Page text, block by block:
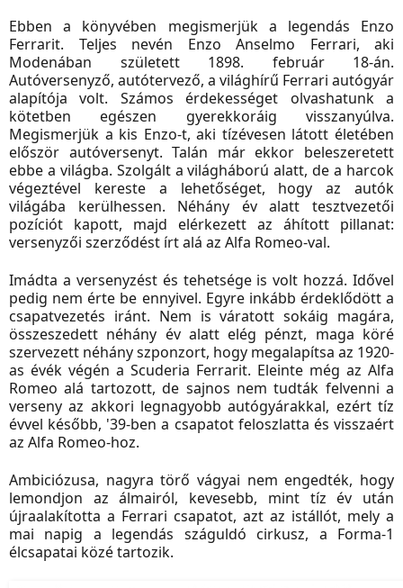
Ebben a könyvében megismerjük a legendás Enzo
Ferrarit. Teljes nevén Enzo Anselmo Ferrari, aki
Modenában született 1898. február 18-án.
Autóversenyző, autótervező, a világhírű Ferrari autógyár
alapítója volt. Számos érdekességet olvashatunk a
kötetben egészen gyerekkoráig visszanyúlva.
Megismerjük a kis Enzo-t, aki tízévesen látott életében
először autóversenyt. Talán már ekkor beleszeretett
ebbe a világba. Szolgált a világháború alatt, de a harcok
végeztével kereste a lehetőséget, hogy az autók
világába kerülhessen. Néhány év alatt tesztvezetői
pozíciót kapott, majd elérkezett az áhított pillanat:
versenyzői szerződést írt alá az Alfa Romeo-val.
Imádta a versenyzést és tehetsége is volt hozzá. Idővel
pedig nem érte be ennyivel. Egyre inkább érdeklődött a
csapatvezetés iránt. Nem is váratott sokáig magára,
összeszedett néhány év alatt elég pénzt, maga köré
szervezett néhány szponzort, hogy megalapítsa az 1920-
as évék végén a Scuderia Ferrarit. Eleinte még az Alfa
Romeo alá tartozott, de sajnos nem tudták felvenni a
verseny az akkori legnagyobb autógyárakkal, ezért tíz
évvel később, '39-ben a csapatot feloszlatta és visszaért
az Alfa Romeo-hoz.
Ambiciózusa, nagyra törő vágyai nem engedték, hogy
lemondjon az álmairól, kevesebb, mint tíz év után
újraalakította a Ferrari csapatot, azt az istállót, mely a
mai napig a legendás száguldó cirkusz, a Forma-1
élcsapatai közé tartozik.